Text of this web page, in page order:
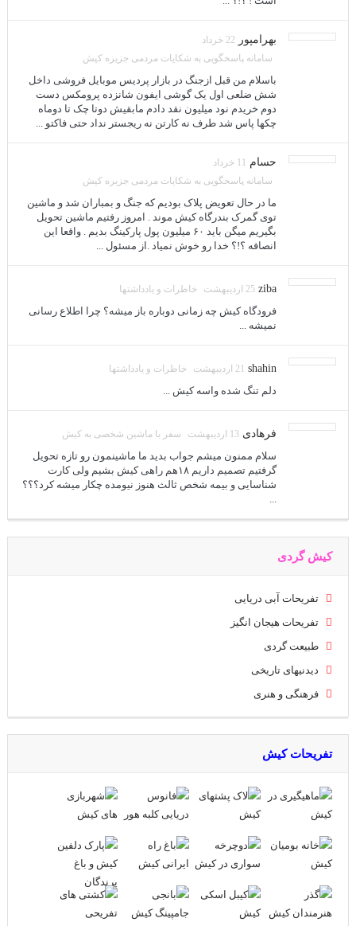
بهرامپور
22 خرداد
سامانه پاسخگویی به شکایات مردمی جزیره کیش
باسلام من قبل ازجنگ در بازار پردیس موبایل فروشی داخل
شش ضلعی اول یک گوشی ایفون شانزده پرومکس دست
دوم خریدم نود میلیون نقد دادم مابقیش دوتا چک تا دوماه
چکها پاس شد طرف نه کارتن نه ریجستر نداد حتی فاکتو ...
حسام
11 خرداد
سامانه پاسخگویی به شکایات مردمی جزیره کیش
ما در حال تعویض پلاک بودیم که جنگ و بمباران شد و ماشین
توی گمرک بندرگاه کیش موند . امروز رفتیم ماشین تحویل
بگیریم میگن باید ۶۰ میلیون پول پارکینگ بدیم . واقعا این
انصافه ؟!؟ خدا رو خوش نمیاد .از مسئول ...
ziba 25 اردیبهشت خاطرات و یادداشتها
فرودگاه کیش چه زمانی دوباره باز میشه؟ چرا اطلاع رسانی
نمیشه ...
shahin 21 اردیبهشت خاطرات و یادداشتها
دلم تنگ شده واسه کیش ...
فرهادی 13 اردیبهشت سفر با ماشین شخصی به کیش
سلام ممنون میشم جواب بدید ما ماشینمون رو تازه تحویل
گرفتیم تصمیم داریم ۱۸هم راهی کیش بشیم ولی کارت
شناسایی و بیمه شخص ثالث هنوز نیومده چکار میشه کرد؟؟؟
...
کیش گردی
تفریحات آبی دریایی
تفریحات هیجان انگیز
طبیعت گردی
دیدنیهای تاریخی
فرهنگی و هنری
تفریحات کیش